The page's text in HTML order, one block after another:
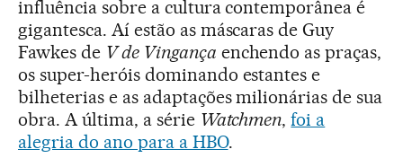
influência sobre a cultura contemporânea é
gigantesca. Aí estão as máscaras de Guy
Fawkes de V de Vingança enchendo as praças,
os super-heróis dominando estantes e
bilheterias e as adaptações milionárias de sua
obra. A última, a série Watchmen,foi a
alegria do ano para a HBO.